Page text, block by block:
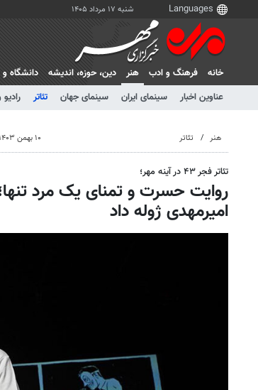
شنبه ۱۷ مرداد ۱۴۰۵
خانه فرهنگ و ادب
هنر
عناوین اخبار
سینمای ایران سینمای جهان تئاتر
دين، حوزه، انديشه دانشگاه و
هنر تئاتر ۱۰ بهمن ۱۴۰۳، ۱۴:۴۰
تئاتر فجر ۴۳ در آینه مهر؛
روایت حسرت‌ و تمنای یک مرد
امیرمهدی ژوله داد